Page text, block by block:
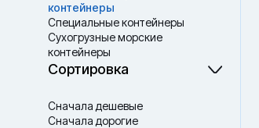
контейнеры
Специальные контейнеры
Cухогрузные морские
контейнеры
Танк-контейнеры
Сортировка
Сначала дешевые
Сначала дорогие